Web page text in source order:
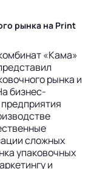
рынка на Print
«Кама»
рынка и
бизнес-
сложных
упаковочных
и